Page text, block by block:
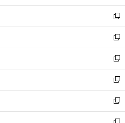
開
く
ウ
で
開
く
ン
ド
ウ
で
開
く
ウ
ィ
ン
ド
ウ
で
開
く
新
し
い
ウ
ィ
ン
ド
ウ
で
開
新
し
い
ウ
ィ
ン
ド
ウ
新
し
い
ウ
ィ
ン
新
し
い
ウ
新
し